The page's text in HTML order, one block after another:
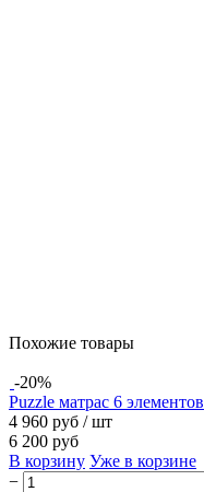
Похожие товары
-20%
Puzzle матрас 6 элементов
4 960 руб / шт
6 200 руб
В корзину Уже в корзине
−